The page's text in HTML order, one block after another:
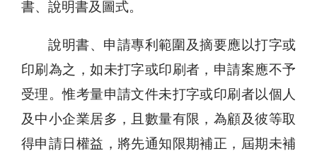
書、說明書及圖式。
說明書、申請專利範圍及摘要應以打字或
印刷為之，如未打字或印刷者，申請案應不予
受理。惟考量申請文件未打字或印刷者以個人
及中小企業居多，且數量有限，為顧及彼等取
得申請日權益，將先通知限期補正，屆期未補